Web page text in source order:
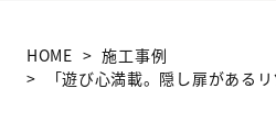
HOME
施工事例
「遊び心満載。隠し扉がある